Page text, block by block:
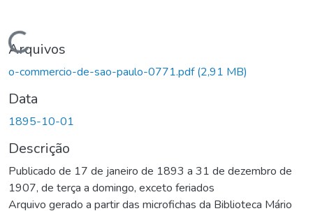
Carregando...
Arquivos
o-commercio-de-sao-paulo-0771.pdf(2,91 MB)
Data
1895-10-01
Descrição
Publicado de 17 de janeiro de 1893 a 31 de dezembro de
1907, de terça a domingo, exceto feriados
Arquivo gerado a partir das microfichas da Biblioteca Mário